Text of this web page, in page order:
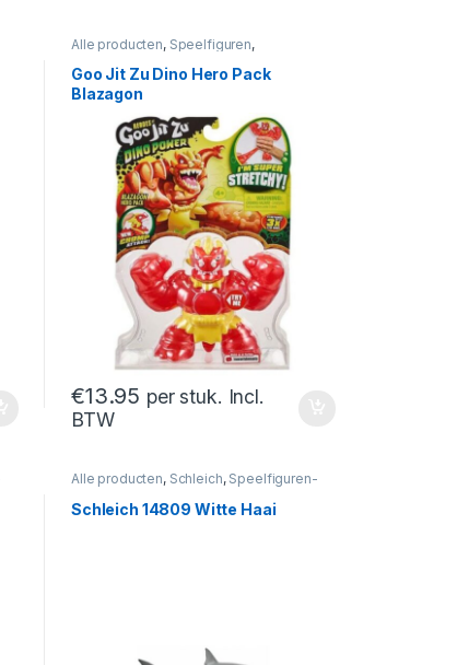
Alle producten, Speelfiguren,
Goo Jit Zu Dino Hero Pack
Blazagon
€13.95 per stuk. Incl.
BTW
Alle producten, Schleich, Speelfiguren-
En Sets
Speelfiguren- En Sets
Schleich 14809 Witte Haai